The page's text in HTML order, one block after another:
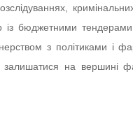
із бюджетними
з політиками і
залишатися на